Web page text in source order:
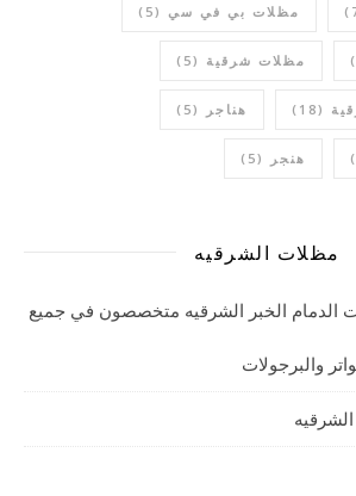
مظلات بي في سي (5)
مظلات شرقية (5)
(18) هناجر (5)
هنجر (5)
مظلات الشرقيه
الدمام الخبر الشرقيه متخصصون في جميع
والبرجولات